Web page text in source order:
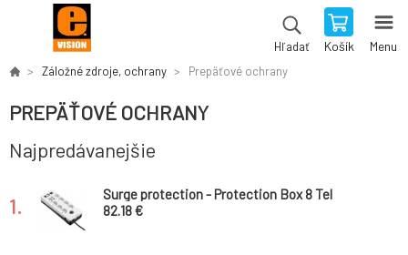
Hľadať Košík Menu
Záložné zdroje, ochrany Prepäťové ochrany
PREPÄŤOVÉ OCHRANY
Najpredávanejšie
1.
Surge protection - Protection Box 8 Tel
82.18 €